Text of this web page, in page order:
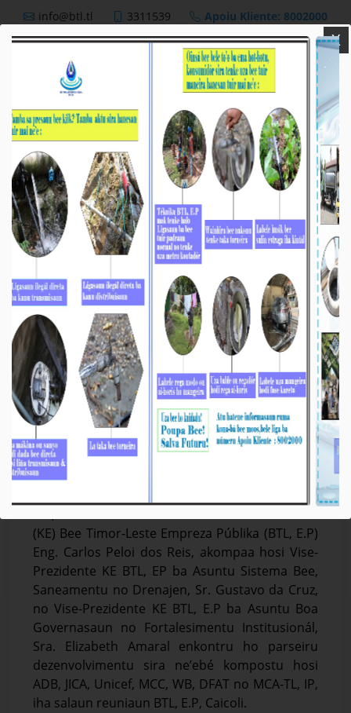
info@btl.tl 3311539 Apoiu Kliente: 8002000
KA & KE BTL, E.P Agradese ba Parseiru
Dezenvolvimentu sira-nia Apoiu iha Setor Bee &
Saneamentu Durante Mandatu Lideransa Atuál
nian
Díli, 25/10/2024. Prezidente Komisaun Ezekutiva
(KE) Bee Timor-Leste Empreza Públika (BTL, E.P)
Eng. Carlos Peloi dos Reis, akompaa hosi Vise-
Prezidente KE BTL, EP ba Asuntu Sistema Bee,
Saneamentu no Drenajen, Sr. Gustavo da Cruz,
no Vise-Prezidente KE BTL, E.P ba Asuntu Boa
Governasaun no Fortalesimentu Institusionál,
Sra. Elizabeth Amaral enkontru ho parseiru
dezenvolvimentu sira ne’ebé kompostu hosi
ADB, JICA, Unicef, MCC, WB, DFAT no MCA-TL, IP,
iha salaun reuniaun BTL, E.P, Caicoli.
X